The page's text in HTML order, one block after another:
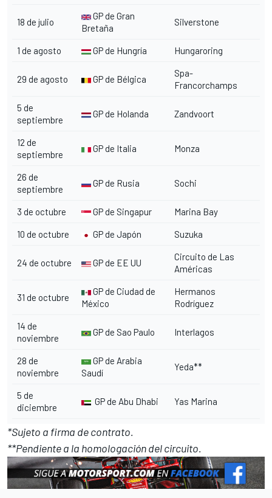
18 de julio
GP de Gran
Bretaña
Silverstone
1 de agosto GP de Hungría Hungaroring
29 de agosto GP de Bélgica
Spa-
Francorchamps
5 de
septiembre
GP de Holanda Zandvoort
12 de
septiembre
GP de Italia Monza
26 de
septiembre
GP de Rusia Sochi
3 de octubre GP de Singapur Marina Bay
10 de octubre GP de Japón Suzuka
24 de octubre GP de EE UU
Circuito de Las
Américas
31 de octubre
GP de Ciudad de
México
Hermanos
Rodríguez
14 de
noviembre
GP de Sao Paulo Interlagos
28 de
noviembre
GP de Arabia
Saudí
Yeda**
5 de
diciembre
GP de Abu Dhabi Yas Marina
*Sujeto a firma de contrato.
**Pendiente a la homologación del circuito.